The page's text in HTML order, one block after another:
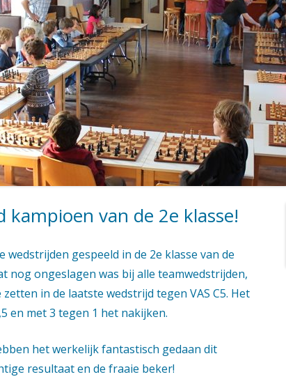
kampioen van de 2e klasse!
wedstrijden gespeeld in de 2e klasse van de
nog ongeslagen was bij alle teamwedstrijden,
in de laatste wedstrijd tegen VAS C5. Het
en met 3 tegen 1 het nakijken.
het werkelijk fantastisch gedaan dit
resultaat en de fraaie beker!